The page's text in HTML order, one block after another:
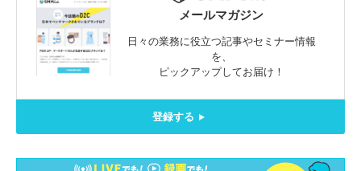
メールマガジン
日々の業務に役立つ記事やセミナー情報
を、
ピックアップしてお届け！
登録する